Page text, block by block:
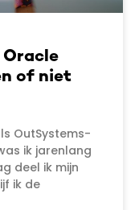
of niet
OutSystems-
ik jarenlang
deel ik mijn
ik de